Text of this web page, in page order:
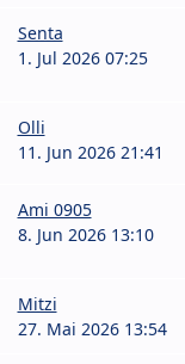
Senta
1. Jul 2026 07:25
Olli
11. Jun 2026 21:41
Ami 0905
8. Jun 2026 13:10
Mitzi
27. Mai 2026 13:54